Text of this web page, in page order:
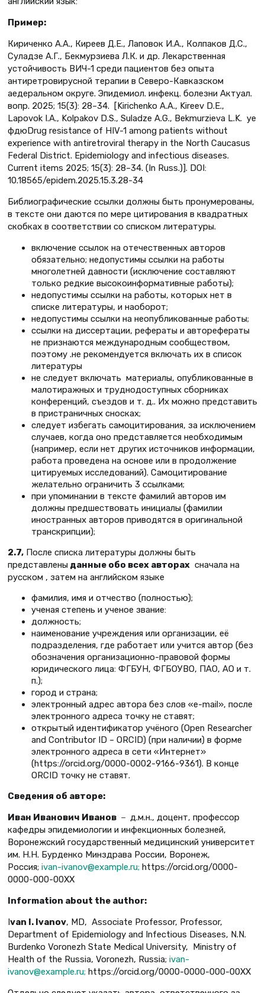
Пример:
Кириченко А.А., Киреев Д.Е., Лаповок И.А., Колпаков Д.С.,
Суладзе А.Г., Бекмурзиева Л.К. и др. Лекарственная
устойчивость ВИЧ-1 среди пациентов без опыта
антиретровирусной терапии в Северо-Кавказском
aедеральном округе. Эпидемиол. инфекц. болезни Актуал.
вопр. 2025; 15(3): 28–34. [Kirichenko A.A., Kireev D.E.,
Lapovok I.A., Kolpakov D.S., Suladze A.G., Bekmurzieva L.K. уе
фдюDrug resistance of HIV-1 among patients without
experience with antiretroviral therapy in the North Caucasus
Federal District. Epidemiology and infectious diseases.
Current items 2025; 15(3): 28–34. (In Russ.)]. DOI:
10.18565/epidem.2025.15.3.28-34
Библиографические ссылки должны быть пронумерованы,
в тексте они даются по мере цитирования в квадратных
скобках в соответствии со списком литературы.
включение ссылок на отечественных авторов
обязательно; недопустимы ссылки на работы
многолетней давности (исключение составляют
только редкие высокоинформативные работы);
недопустимы ссылки на работы, которых нет в
списке литературы, и наоборот;
недопустимы ссылки на неопубликованные работы;
ссылки на диссертации, рефераты и авторефераты
не признаются международным сообществом,
поэтому .не рекомендуется включать их в список
литературы
не следует включать материалы, опубликованные в
малотиражных и труднодоступных сборниках
конференций, съездов и т. д.. Их можно представить
в пристраничных сносках;
следует избегать самоцитирования, за исключением
случаев, когда оно представляется необходимым
(например, если нет других источников информации,
работа проведена на основе или в продолжение
цитируемых исследований). Самоцитирование
желательно ограничить 3 ссылками;
при упоминании в тексте фамилий авторов им
должны предшествовать инициалы (фамилии
иностранных авторов приводятся в оригинальной
транскрипции);
2.7, После списка литературы должны быть
представлены данные обо всех авторах сначала на
русском , затем на английском языке
фамилия, имя и отчество (полностью);
ученая степень и ученое звание:
должность;
наименование учреждения или организации, её
подразделения, где работает или учится автор (без
обозначения организационно-правовой формы
юридического лица: ФГБУН, ФГБОУВО, ПАО, АО и т.
п.);
город и страна;
электронный адрес автора без слов «e-mail», после
электронного адреса точку не ставят;
открытый идентификатор учёного (Open Researcher
and Contributor ID – ORCID) (при наличии) в форме
электронного адреса в сети «Интернет»
(https://orcid.org/0000-0002-9166-9361). В конце
ORCID точку не ставят.
Сведения об авторе:
Иван Иванович Иванов － д.м.н., доцент, профессор
кафедры эпидемиологии и инфекционных болезней,
Воронежский государственный медицинский университет
им. Н.Н. Бурденко Минздрава России, Воронеж,
Россия; ivan-ivanov@example.ru; https://orcid.org/0000-
0000-000-00XX
Information about the author:
Ivan I. Ivanov, MD, Associate Professor, Professor,
Department of Epidemiology and Infectious Diseases, N.N.
Burdenko Voronezh State Medical University, Ministry of
Health of the Russia, Voronezh, Russia; ivan-
ivanov@example.ru; https://orcid.org/0000-0000-000-00XX